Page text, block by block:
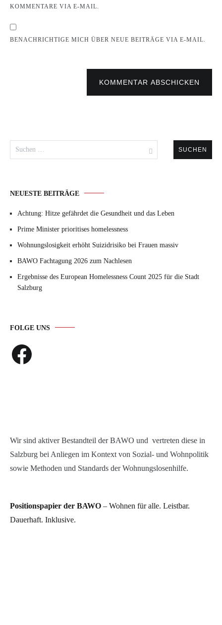
KOMMENTARE VIA E-MAIL.
BENACHRICHTIGE MICH ÜBER NEUE BEITRÄGE VIA E-MAIL.
KOMMENTAR ABSCHICKEN
nach:
NEUESTE BEITRÄGE
Achtung: Hitze gefährdet die Gesundheit und das Leben
Prime Minister prioritises homelessness
Wohnungslosigkeit erhöht Suizidrisiko bei Frauen massiv
BAWO Fachtagung 2026 zum Nachlesen
Ergebnisse des European Homelessness Count 2025 für die Stadt
Salzburg
FOLGE UNS
Facebook
Wir sind aktiver Bestandteil der BAWO und vertreten diese in
Salzburg bei Anliegen im Kontext von Sozial- und Wohnpolitik
sowie Methoden und Standards der Wohnungslosenhilfe.
Positionspapier der BAWO – Wohnen für alle. Leistbar.
Dauerhaft. Inklusive.